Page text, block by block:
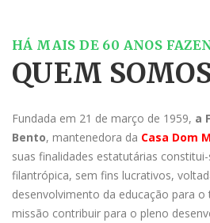
HÁ MAIS DE 60 ANOS
QUEM
Fundada em 21 de março de 1959, a
Bento, mantenedora da Casa Dom
suas finalidades estatutárias
filantrópica, sem fins lucrativos,
desenvolvimento da educação para
missão contribuir para o pleno